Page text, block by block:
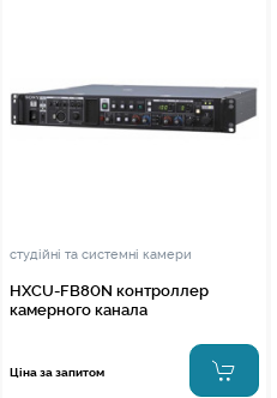
студійні та системні камери
HXCU-FB80N контроллер
камерного канала
Ціна за запитом